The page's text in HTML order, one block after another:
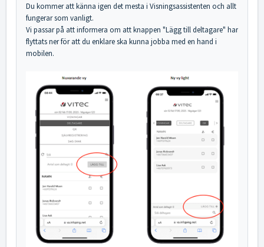
Du kommer att känna igen det mesta i Visningsassistenten och allt
fungerar som vanligt.
Vi passar på att informera om att knappen "Lägg till deltagare" har
flyttats ner för att du enklare ska kunna jobba med en hand i
mobilen.